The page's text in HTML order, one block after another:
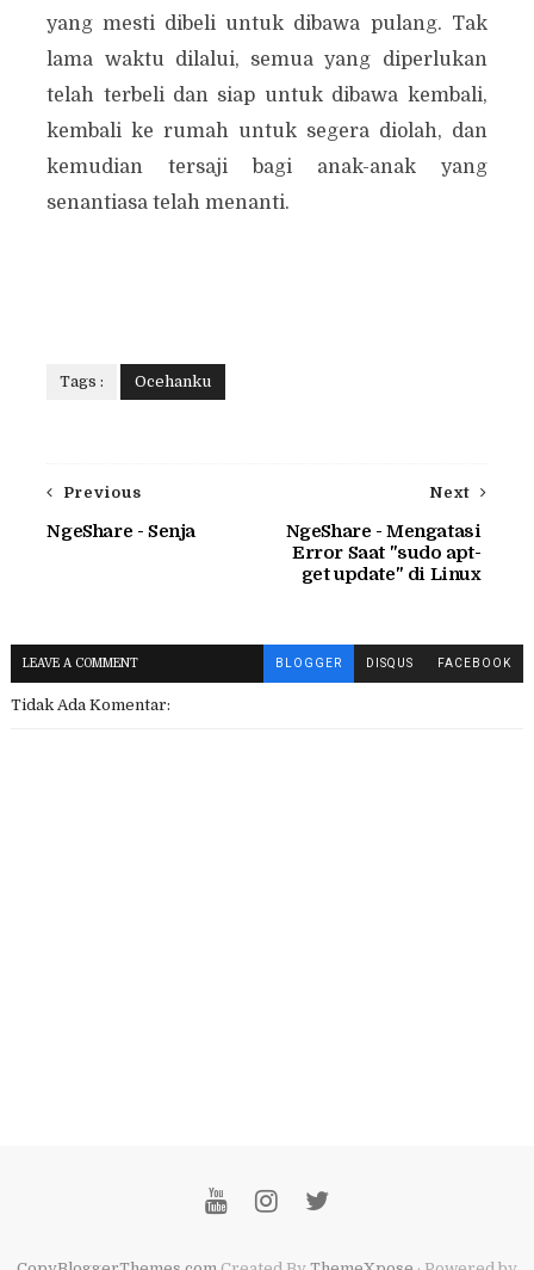
yang mesti dibeli untuk dibawa pulang. Tak
lama waktu dilalui, semua yang diperlukan
telah terbeli dan siap untuk dibawa kembali,
kembali ke rumah untuk segera diolah, dan
kemudian tersaji bagi anak-anak yang
senantiasa telah menanti.
Tags : Ocehanku
Next
NgeShare - Mengatasi
Error Saat "sudo apt-
get update" di Linux
Previous
NgeShare - Senja
LEAVE A COMMENT BLOGGER DISQUS FACEBOOK
Tidak Ada Komentar: